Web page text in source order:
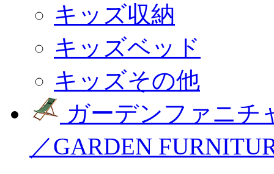
キッズ収納
キッズベッド
キッズその他
ガーデンファニチ
／GARDEN